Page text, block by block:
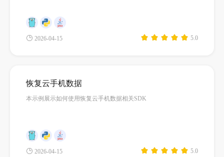
2026-04-15 5.0
恢复云手机数据
本示例展示如何使用恢复云手机数据相关SDK
2026-04-15 5.0